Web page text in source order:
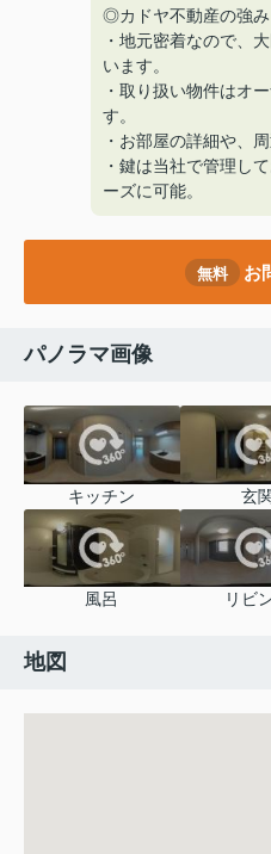
◎カドヤ不動産の強み
・地元密着なので、
います。
・取り扱い物件はオ
す。
・お部屋の詳細や、
・鍵は当社で管理し
ーズに可能。
無料 お
パノラマ画像
キッチン 玄
風呂 リビ
地図